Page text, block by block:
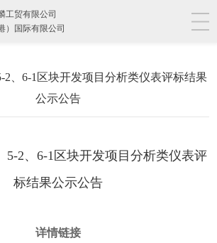
工贸有限公司
）国际有限公司
2、6-1区块开发项目分析类仪表评标结果
公示公告
5-2、6-1区块开发项目分析类仪表评
标结果公示公告
详情链接